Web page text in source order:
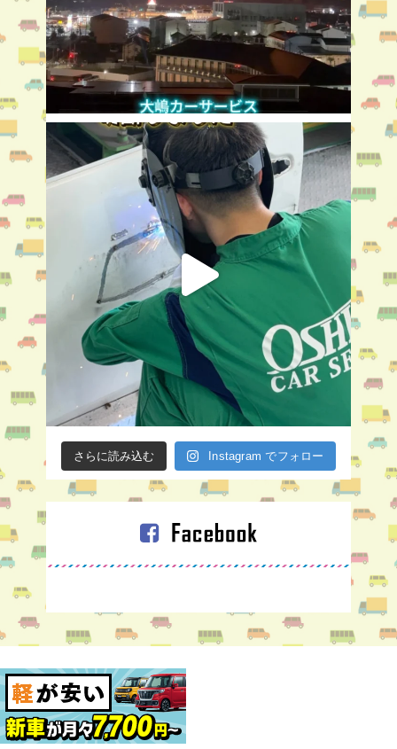
さらに読み込む Instagram でフォロー